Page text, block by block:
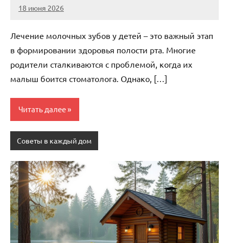
18 июня 2026
Avtor
Нет
Лечение молочных зубов у детей – это важный этап
в формировании здоровья полости рта. Многие
родители сталкиваются с проблемой, когда их
малыш боится стоматолога. Однако, […]
Читать далее
Советы в каждый дом